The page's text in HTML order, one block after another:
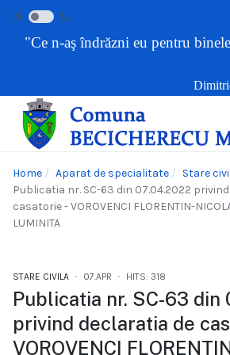
"Ce n-aş îndrăzni eu pentru
Home Aparat de specialitate
Stare
Publicatia nr. SC-63 din 07.04.2022
casatorie - VOROVENCI FLORENTIN-
LUMINITA
STARE CIVILA 07.APR HITS: 318
Publicatia nr. SC-63 din
privind declaratia de
VOROVENCI